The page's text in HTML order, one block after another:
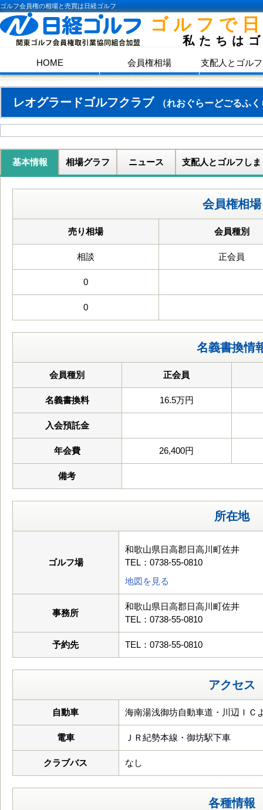
ゴルフ会員権の相場と売買は日経ゴルフ
ゴルフで
私たちは
HOME 会員権相場 支配人とゴル
レオグラードゴルフクラブ （れおぐらーどごるふ
基本情報 相場グラフ ニュース 支配人とゴルフしま
会員権相場
売り相場 会員種別
相談 正会員
0
0
名義書換情
会員種別 正会員
名義書換料 16.5万円
入会預託金
年会費 26,400円
備考
所在地
ゴルフ場
和歌山県日高郡日高川町佐井
TEL：0738-55-0810
地図を見る
事務所
和歌山県日高郡日高川町佐井
TEL：0738-55-0810
予約先 TEL：0738-55-0810
アクセス
自動車 海南湯浅御坊自動車道・川辺ＩＣ
電車 ＪＲ紀勢本線・御坊駅下車
クラブバス なし
各種情報